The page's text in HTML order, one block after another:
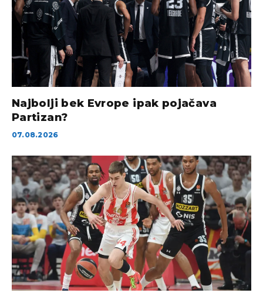
Najbolji bek Evrope ipak pojačava
Partizan?
07.08.2026